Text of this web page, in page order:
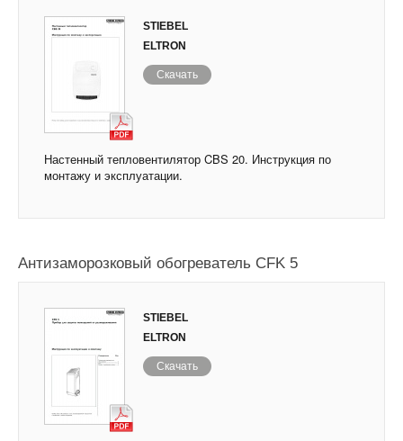
STIEBEL
ELTRON
Скачать
Настенный тепловентилятор CBS 20. Инструкция по
монтажу и эксплуатации.
Антизаморозковый обогреватель CFK 5
STIEBEL
ELTRON
Скачать